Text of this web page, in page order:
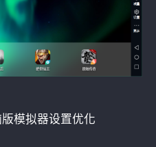
模拟器设置优化